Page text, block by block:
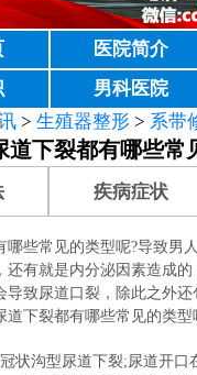
医院简介
男科医院
> 生殖器整形 > 系带
道下裂都有哪些常
疾病症状
哪些常见的类型呢?导致男
还有就是内分泌因素造成
导致尿道口裂，除此之外
道下裂都有哪些常见的类型
状沟型尿道下裂;尿道开口